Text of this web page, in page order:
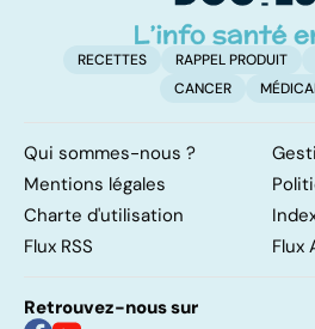
RECETTES RAPPEL PRODUIT
CANCER
Qui sommes-nous ?
Mentions légales
Charte d'utilisation
Flux RSS
Flux
Retrouvez-nous sur